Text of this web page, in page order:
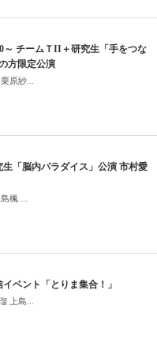
～ チームＴII＋研究生「手をつな
方限定公演
原紗...
生「脳内パラダイス」公演 市村愛
楓 ...
ベント「とりま集合！」
上島...